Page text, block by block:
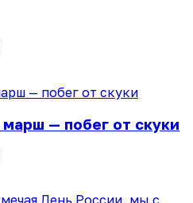
— побег от скуки